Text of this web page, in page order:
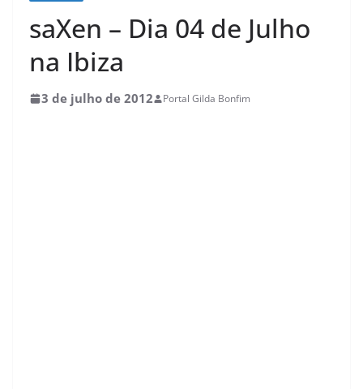
saXen – Dia 04 de Julho
na Ibiza
3 de julho de 2012 Portal Gilda Bonfim